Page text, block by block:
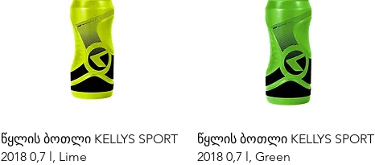
წყლის ბოთლი KELLYS SPORT
2018 0,7 l, Lime
წყლის ბოთლი KELLYS SPORT
2018 0,7 l, Green